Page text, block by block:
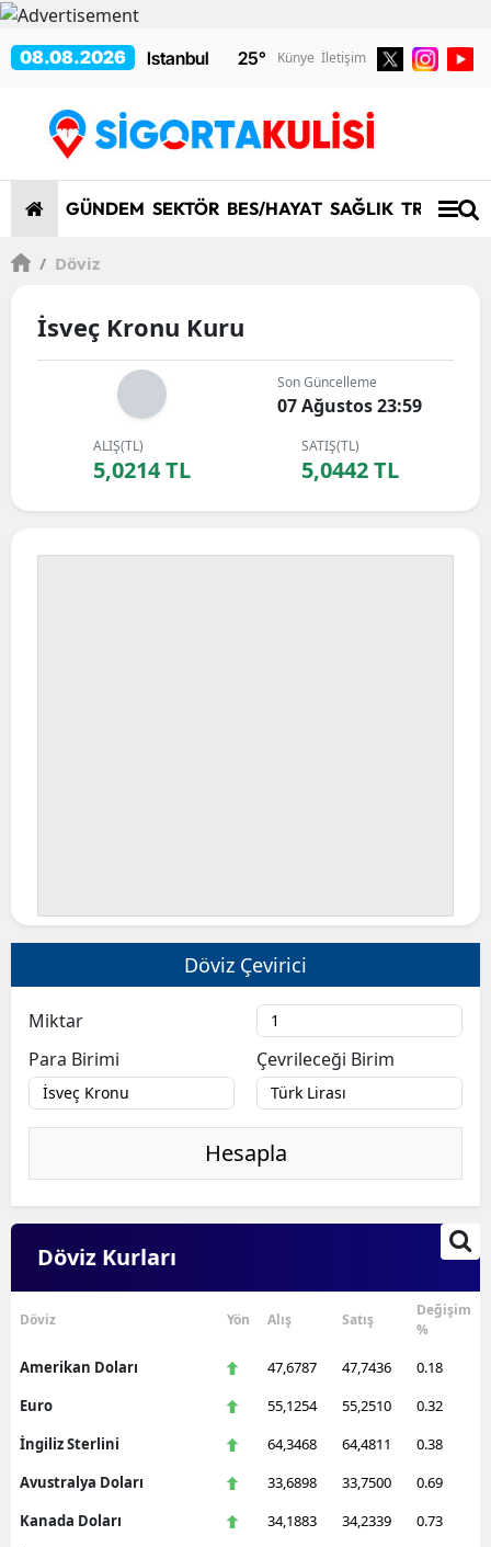
08.08.2026 25° Künye İletişim
GÜNDEM SEKTÖR BES/HAYAT SAĞLIK TRAFİK/
/ Döviz
İsveç Kronu Kuru
Son Güncelleme
07 Ağustos 23:59
ALIŞ(TL)
5,0214 TL
SATIŞ(TL)
5,0442 TL
Döviz Çevirici
Miktar
Para Birimi
Çevrileceği Birim
Hesapla
Döviz Kurları
Döviz Yön Alış Satış
Değişim
%
Amerikan Doları 47,6787 47,7436
0.18
Euro
55,1254 55,2510
0.32
İngiliz Sterlini
64,3468 64,4811
0.38
Avustralya Doları
33,6898 33,7500
0.69
Kanada Doları
34,1883 34,2339
0.73